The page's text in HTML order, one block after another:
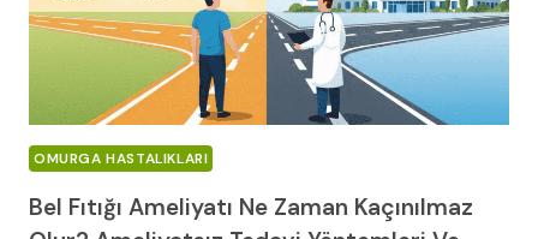
OMURGA HASTALIKLARI
Bel Fıtığı Ameliyatı Ne Zaman Kaçınılmaz